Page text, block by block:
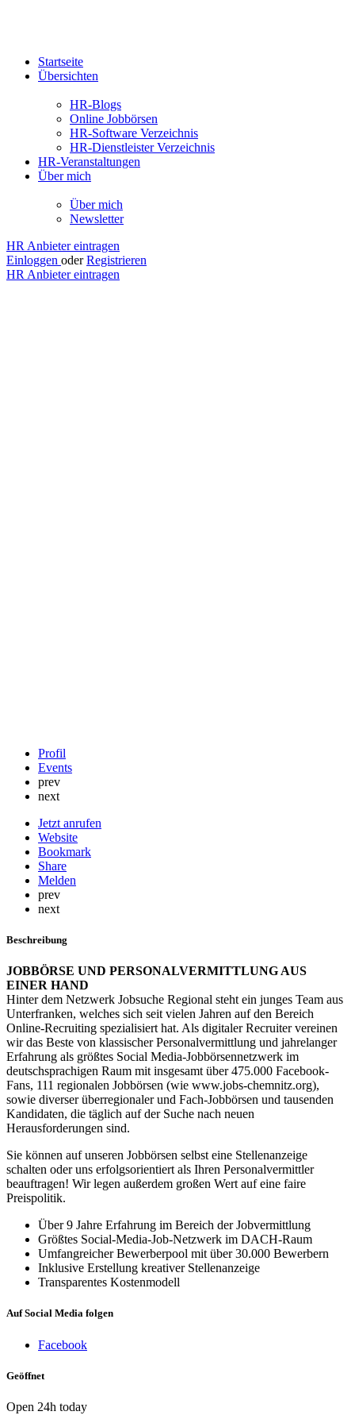
Startseite
Übersichten
HR-Blogs
Online Jobbörsen
HR-Software Verzeichnis
HR-Dienstleister Verzeichnis
HR-Veranstaltungen
Über mich
Über mich
Newsletter
HR Anbieter eintragen
Einloggen oder Registrieren
HR Anbieter eintragen
Profil
Events
prev
next
Jetzt anrufen
Website
Bookmark
Share
Melden
prev
next
Beschreibung
JOBBÖRSE UND PERSONALVERMITTLUNG AUS
EINER HAND
Hinter dem Netzwerk Jobsuche Regional steht ein junges Team aus
Unterfranken, welches sich seit vielen Jahren auf den Bereich
Online-Recruiting spezialisiert hat. Als digitaler Recruiter vereinen
wir das Beste von klassischer Personalvermittlung und jahrelanger
Erfahrung als größtes Social Media-Jobbörsennetzwerk im
deutschsprachigen Raum mit insgesamt über 475.000 Facebook-
Fans, 111 regionalen Jobbörsen (wie www.jobs-chemnitz.org),
sowie diverser überregionaler und Fach-Jobbörsen und tausenden
Kandidaten, die täglich auf der Suche nach neuen
Herausforderungen sind.
Sie können auf unseren Jobbörsen selbst eine Stellenanzeige
schalten oder uns erfolgsorientiert als Ihren Personalvermittler
beauftragen! Wir legen außerdem großen Wert auf eine faire
Preispolitik.
Über 9 Jahre Erfahrung im Bereich der Jobvermittlung
Größtes Social-Media-Job-Netzwerk im DACH-Raum
Umfangreicher Bewerberpool mit über 30.000 Bewerbern
Inklusive Erstellung kreativer Stellenanzeige
Transparentes Kostenmodell
Auf Social Media folgen
Facebook
Geöffnet
Open 24h today